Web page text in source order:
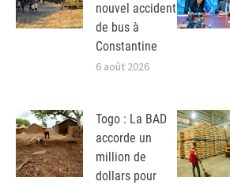
nouvel accident
de bus à
Constantine
6 août 2026
Togo : La BAD
accorde un
million de
dollars pour